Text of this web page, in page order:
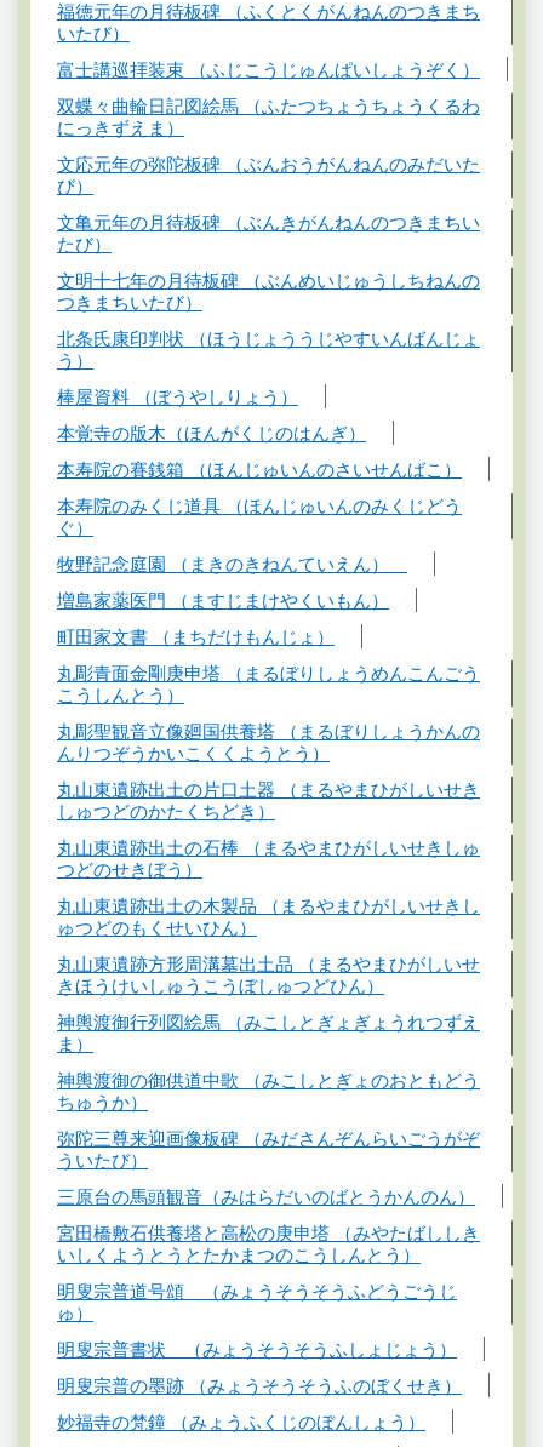
福徳元年の月待板碑 （ふくとくがんねんのつきまち
いたび）
富士講巡拝装束 （ふじこうじゅんぱいしょうぞく）
双蝶々曲輪日記図絵馬 （ふたつちょうちょうくるわ
にっきずえま）
文応元年の弥陀板碑 （ぶんおうがんねんのみだいた
び）
文亀元年の月待板碑 （ぶんきがんねんのつきまちい
たび）
文明十七年の月待板碑 （ぶんめいじゅうしちねんの
つきまちいたび）
北条氏康印判状 （ほうじょううじやすいんばんじょ
う）
棒屋資料 （ぼうやしりょう）
本覚寺の版木（ほんがくじのはんぎ）
本寿院の賽銭箱 （ほんじゅいんのさいせんばこ）
本寿院のみくじ道具 （ほんじゅいんのみくじどう
ぐ）
牧野記念庭園 （まきのきねんていえん）
増島家薬医門 （ますじまけやくいもん）
町田家文書 （まちだけもんじょ）
丸彫青面金剛庚申塔 （まるぼりしょうめんこんごう
こうしんとう）
丸彫聖観音立像廻国供養塔 （まるぼりしょうかんの
んりつぞうかいこくくようとう）
丸山東遺跡出土の片口土器 （まるやまひがしいせき
しゅつどのかたくちどき）
丸山東遺跡出土の石棒 （まるやまひがしいせきしゅ
つどのせきぼう）
丸山東遺跡出土の木製品 （まるやまひがしいせきし
ゅつどのもくせいひん）
丸山東遺跡方形周溝墓出土品 （まるやまひがしいせ
きほうけいしゅうこうぼしゅつどひん）
神輿渡御行列図絵馬 （みこしとぎょぎょうれつずえ
ま）
神輿渡御の御供道中歌 （みこしとぎょのおともどう
ちゅうか）
弥陀三尊来迎画像板碑 （みださんぞんらいごうがぞ
ういたび）
三原台の馬頭観音（みはらだいのばとうかんのん）
宮田橋敷石供養塔と高松の庚申塔 （みやたばししき
いしくようとうとたかまつのこうしんとう）
明叟宗普道号頌 （みょうそうそうふどうごうじ
ゅ）
明叟宗普書状 （みょうそうそうふしょじょう）
明叟宗普の墨跡 （みょうそうそうふのぼくせき）
妙福寺の梵鐘 （みょうふくじのぼんしょう）